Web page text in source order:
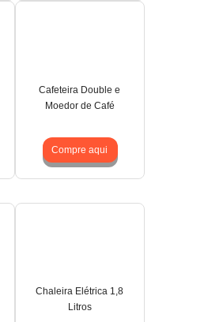
Cafeteira Double e
Moedor de Café
Compre aqui
Chaleira Elétrica 1,8
Litros